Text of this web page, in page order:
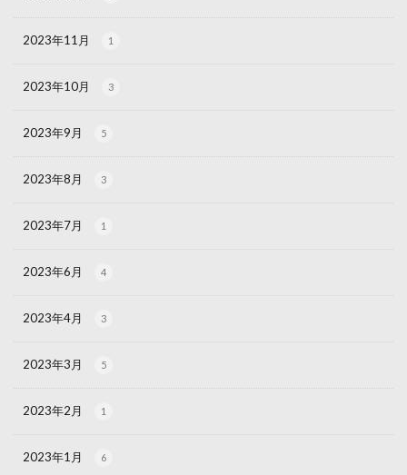
2023年11月 1
2023年10月 3
2023年9月 5
2023年8月 3
2023年7月 1
2023年6月 4
2023年4月 3
2023年3月 5
2023年2月 1
2023年1月 6